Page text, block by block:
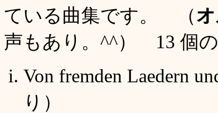
ている曲集です。 （
声もあり。^^） 13 個
Von fremden Laedern
り）